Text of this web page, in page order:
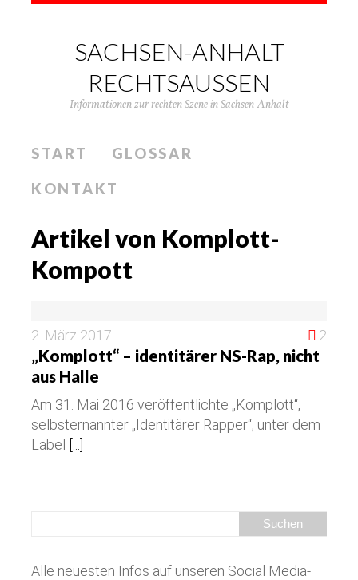
SACHSEN-ANHALT
RECHTSAUSSEN
Informationen zur rechten Szene in Sachsen-Anhalt
START
GLOSSAR
KONTAKT
Artikel von Komplott-
Kompott
2. März 2017 2
„Komplott“ – identitärer NS-Rap, nicht
aus Halle
Am 31. Mai 2016 veröffentlichte „Komplott“,
selbsternannter „Identitärer Rapper“, unter dem
Label
Alle neuesten Infos auf unseren Social Media-